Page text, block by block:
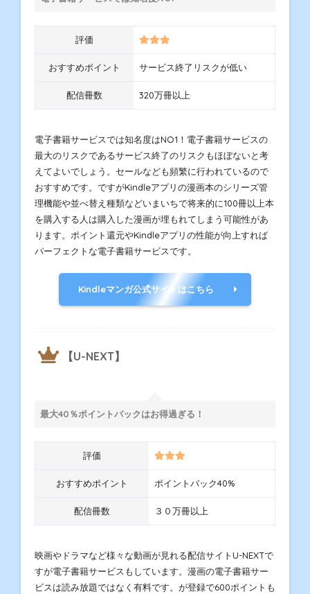
評価
おすすめポイント サービス終了リスクが低い
配信冊数 320万冊以上
電子書籍サービスでは知名度はNO1！電子書籍サービスの
最大のリスクであるサービス終了のリスクもほぼないと考
えてよいでしょう。セールなども頻繁に行われているので
おすすめです。ですがKindleアプリの漫画本のシリーズ管
理機能や並べ替え種類などいまいちで将来的に100冊以上本
を購入する人は購入した漫画が埋もれてしまう可能性があ
ります。ポイント還元やKindleアプリの性能が向上すれば
パーフェクトな電子書籍サービスです。
Kindleマンガ公式サイトはこちら
【U-NEXT】
最大40％ポイントバックはお得過ぎる！
評価
おすすめポイント ポイントバック40%
配信冊数 ３０万冊以上
映画やドラマなど様々な動画が見れる配信サイトU-NEXTで
すが電子書籍サービスもしています。漫画の電子書籍サー
ビスは読み放題ではなく有料です。が登録で600ポイントも